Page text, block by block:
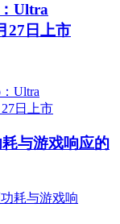
Ultra
27日上市
与游戏响应的